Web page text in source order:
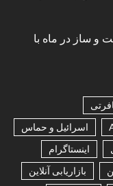
و ساز در ماه با
اسرائیل و حماس
اینستاگرام
بازاریابی آنلاین